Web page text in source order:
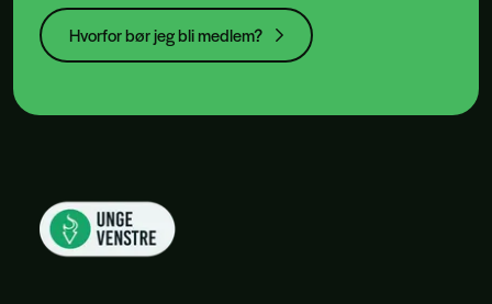
Hvorfor bør jeg bli medlem?